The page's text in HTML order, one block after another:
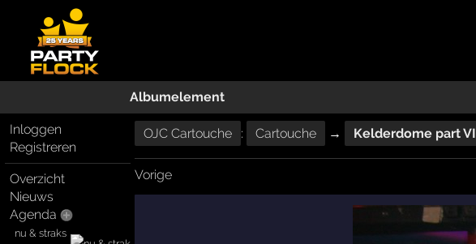
Albumelement
Inloggen
Registreren
Overzicht
Nieuws
Agenda
nu & straks
OJC Cartouche : Cartouche → Kelderdome part VI
Vorige